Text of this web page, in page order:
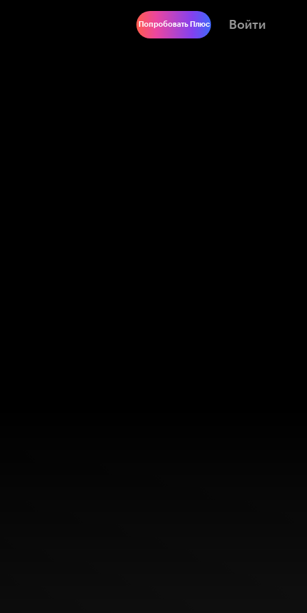
Попробовать Плюс Войти